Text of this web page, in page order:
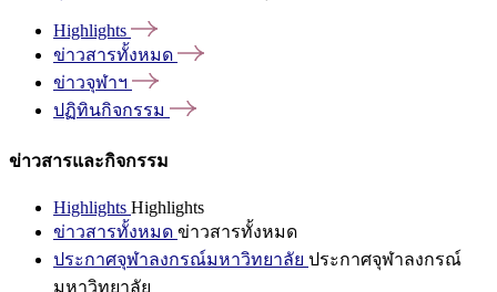
Highlights
ข่าวสารทั้งหมด
ข่าวจุฬาฯ
ปฏิทินกิจกรรม
ข่าวสารและกิจกรรม
Highlights Highlights
ข่าวสารทั้งหมด ข่าวสารทั้งหมด
ประกาศจุฬาลงกรณ์มหาวิทยาลัย ประกาศจุฬาลงกรณ์
มหาวิทยาลัย